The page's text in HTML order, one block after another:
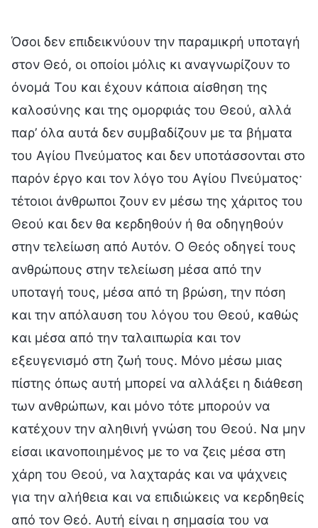
Όσοι δεν επιδεικνύουν την παραμικρή υποταγή
στον Θεό, οι οποίοι μόλις κι αναγνωρίζουν το
όνομά Του και έχουν κάποια αίσθηση της
καλοσύνης και της ομορφιάς του Θεού, αλλά
παρ’ όλα αυτά δεν συμβαδίζουν με τα βήματα
του Αγίου Πνεύματος και δεν υποτάσσονται στο
παρόν έργο και τον λόγο του Αγίου Πνεύματος·
τέτοιοι άνθρωποι ζουν εν μέσω της χάριτος του
Θεού και δεν θα κερδηθούν ή θα οδηγηθούν
στην τελείωση από Αυτόν. Ο Θεός οδηγεί τους
ανθρώπους στην τελείωση μέσα από την
υποταγή τους, μέσα από τη βρώση, την πόση
και την απόλαυση του λόγου του Θεού, καθώς
και μέσα από την ταλαιπωρία και τον
εξευγενισμό στη ζωή τους. Μόνο μέσω μιας
πίστης όπως αυτή μπορεί να αλλάξει η διάθεση
των ανθρώπων, και μόνο τότε μπορούν να
κατέχουν την αληθινή γνώση του Θεού. Να μην
είσαι ικανοποιημένος με το να ζεις μέσα στη
χάρη του Θεού, να λαχταράς και να ψάχνεις
για την αλήθεια και να επιδιώκεις να κερδηθείς
από τον Θεό. Αυτή είναι η σημασία του να